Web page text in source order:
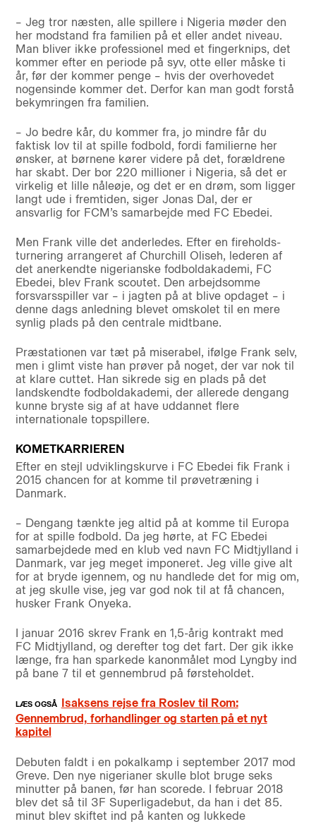
– Jeg tror næsten, alle spillere i Nigeria møder den
her modstand fra familien på et eller andet niveau.
Man bliver ikke professionel med et fingerknips, det
kommer efter en periode på syv, otte eller måske ti
år, før der kommer penge – hvis der overhovedet
nogensinde kommer det. Derfor kan man godt forstå
bekymringen fra familien.
– Jo bedre kår, du kommer fra, jo mindre får du
faktisk lov til at spille fodbold, fordi familierne her
ønsker, at børnene kører videre på det, forældrene
har skabt. Der bor 220 millioner i Nigeria, så det er
virkelig et lille nåleøje, og det er en drøm, som ligger
langt ude i fremtiden, siger Jonas Dal, der er
ansvarlig for FCM’s samarbejde med FC Ebedei.
Men Frank ville det anderledes. Efter en fireholds-
turnering arrangeret af Churchill Oliseh, lederen af
det anerkendte nigerianske fodboldakademi, FC
Ebedei, blev Frank scoutet. Den arbejdsomme
forsvarsspiller var – i jagten på at blive opdaget – i
denne dags anledning blevet omskolet til en mere
synlig plads på den centrale midtbane.
Præstationen var tæt på miserabel, ifølge Frank selv,
men i glimt viste han prøver på noget, der var nok til
at klare cuttet. Han sikrede sig en plads på det
landskendte fodboldakademi, der allerede dengang
kunne bryste sig af at have uddannet flere
internationale topspillere.
KOMETKARRIEREN
Efter en stejl udviklingskurve i FC Ebedei fik Frank i
2015 chancen for at komme til prøvetræning i
Danmark.
– Dengang tænkte jeg altid på at komme til Europa
for at spille fodbold. Da jeg hørte, at FC Ebedei
samarbejdede med en klub ved navn FC Midtjylland i
Danmark, var jeg meget imponeret. Jeg ville give alt
for at bryde igennem, og nu handlede det for mig om,
at jeg skulle vise, jeg var god nok til at få chancen,
husker Frank Onyeka.
I januar 2016 skrev Frank en 1,5-årig kontrakt med
FC Midtjylland, og derefter tog det fart. Der gik ikke
længe, fra han sparkede kanonmålet mod Lyngby ind
på bane 7 til et gennembrud på førsteholdet.
Isaksens rejse fra Roslev til Rom:
Gennembrud, forhandlinger og starten på et nyt
kapitel
Debuten faldt i en pokalkamp i september 2017 mod
Greve. Den nye nigerianer skulle blot bruge seks
minutter på banen, før han scorede. I februar 2018
blev det så til 3F Superligadebut, da han i det 85.
minut blev skiftet ind på kanten og lukkede